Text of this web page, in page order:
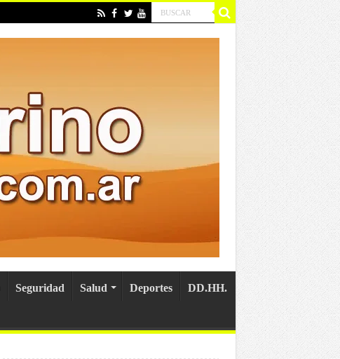
Seguridad Salud Deportes DD.HH.